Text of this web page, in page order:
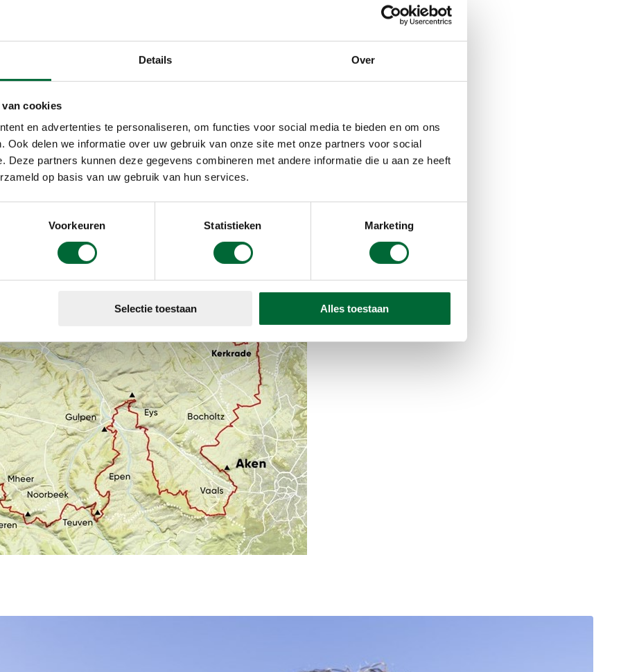
Details Over
cookies
en advertenties te personaliseren, om functies voor social media te bieden en om ons
Ook delen we informatie over uw gebruik van onze site met onze partners voor social
Deze partners kunnen deze gegevens combineren met andere informatie die u aan ze heeft
op basis van uw gebruik van hun services.
Voorkeuren Statistieken Marketing
Selectie toestaan Alles toestaan
de heuvels in Limburg, een stukje Duitsland en België.
is een meerdaagse bergwandeltocht dwars door zuid Limburg.
dan 100 kilometer lang en voert bekende, maar ook minder